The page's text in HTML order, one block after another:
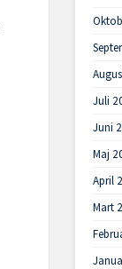
Juli
Juni
Maj
April
Mart